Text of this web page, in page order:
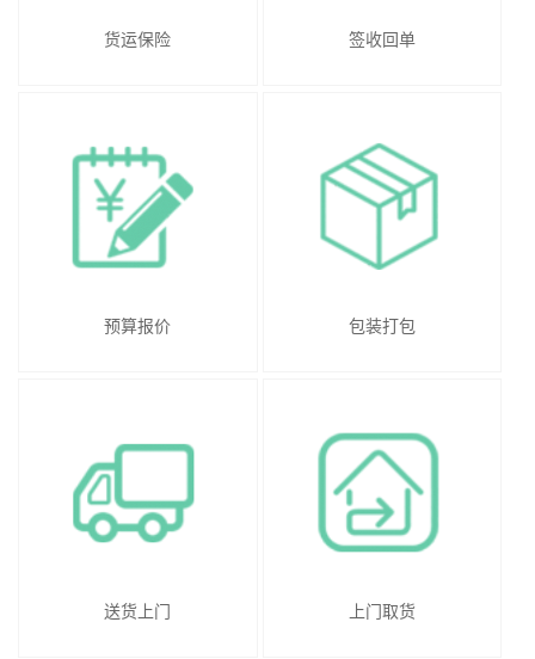
货运保险 签收回单
预算报价 包装打包
送货上门 上门取货